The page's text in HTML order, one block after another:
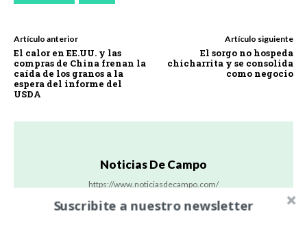
Artículo anterior
El calor en EE.UU. y las
compras de China frenan la
caída de los granos a la
espera del informe del
USDA
Artículo siguiente
El sorgo no hospeda
chicharrita y se consolida
como negocio
Noticias De Campo
https://www.noticiasdecampo.com/
Todas las Noticias de Campo en un sólo lugar.
Suscribite a nuestro newsletter